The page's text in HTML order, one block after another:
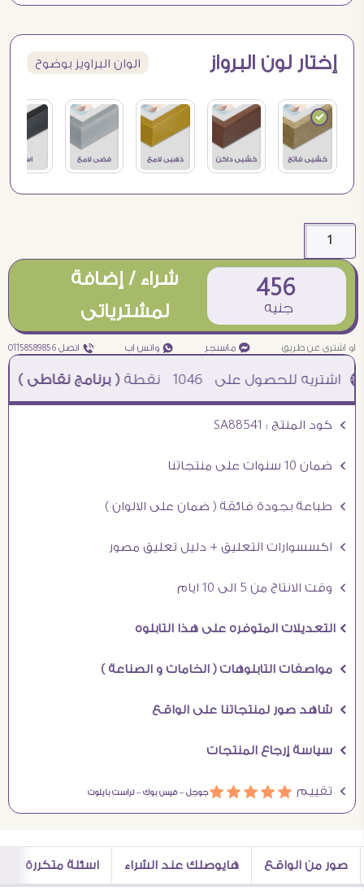
إختار لون البرواز الوان البراويز بوضوح
456
جنيه
شراء / إضافة
لمشترياتى
او اشترى عن طريق ¥ ماسنجر ₧ واتس اب ƒ اتصل 01158589856
1046 نقطة( برنامج نقاطى )à خصم 5% للعملاء الجدد à شحن مجانى عند الشراء ب 4000 جنيه à
Ö كود المنتج : SA88541
Ö ضمان 10 سنوات على منتجاتنا
Ö طباعة بجودة فائقة ( ضمان على الالوان )
Ö اكسسوارات التعليق + دليل تعليق مصور
Ö وقت الانتاج من 5 الى 10 ايام
Ö التعديلات المتوفره على هذا التابلوه
Ö مواصفات التابلوهات ( الخامات و الصناعة )
Ö شاهد صور لمنتجاتنا على الواقع
Ö سياسة إرجاع المنتجات
Ö تقييم áááááجوجل –فيس بوك –تراست بايلوت
صور من الواقع هايوصلك عند الشراء اسئلة متكررة